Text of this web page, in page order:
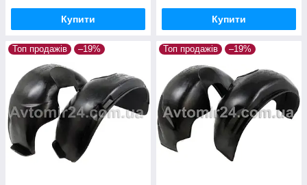
Купити Купити
Топ продажів –19% Топ продажів –19%